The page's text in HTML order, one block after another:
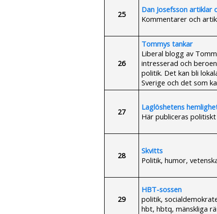
25
Dan Josefsson artiklar
Kommentarer och
26
Tommys tankar
Liberal blogg av
intresserad och
politik. Det kan bli
Sverige och det som
27
Laglöshetens
Här publiceras
28
Skvitts
Politik, humor,
29
HBT-sossen
politik,
hbt, hbtq, mänskliga